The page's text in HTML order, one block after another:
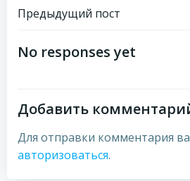
Навигация
по
Предыдущий пост
No responses yet
Добавить
Для отправки комментария
авторизоваться.